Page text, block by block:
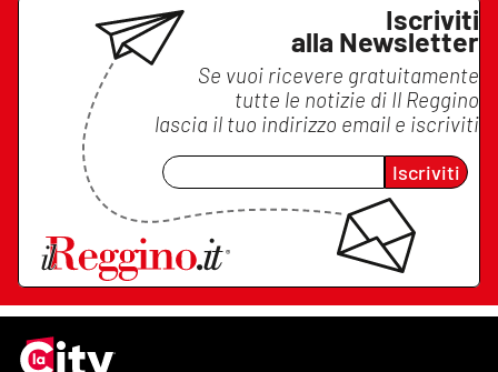
Iscriviti
alla Newsletter
Se vuoi ricevere gratuitamente
tutte le notizie di Il Reggino
lascia il tuo indirizzo email e iscriviti
Iscriviti